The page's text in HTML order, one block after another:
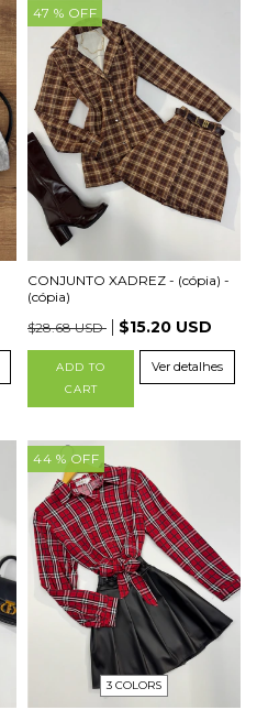
47 % OFF
CONJUNTO XADREZ - (cópia) -
(cópia)
$28.68 USD
$15.20 USD
ADD TO
CART
Ver detalhes
44 % OFF
3 COLORS